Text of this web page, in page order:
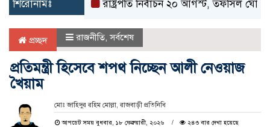
শিরোনামঃ রাষ্ট্রপতি নির্বাচন ২০ আগস্ট, তফসিল ঘোষণা
প্রচ্ছদ রাজনীতি,সর্বশেষ
প্রতিমন্ত্রী হিসেবে শপথ নিচ্ছেন আলী নেওয়াজ
খৈয়াম
মোঃ জাহিদুর রহিম মোল্লা, রাজবাড়ী প্রতিনিধি
আপডেট সময় বুধবার, ১৮ ফেব্রুয়ারী, ২০২৬ ২৪৩ বার দেখা হয়েছে